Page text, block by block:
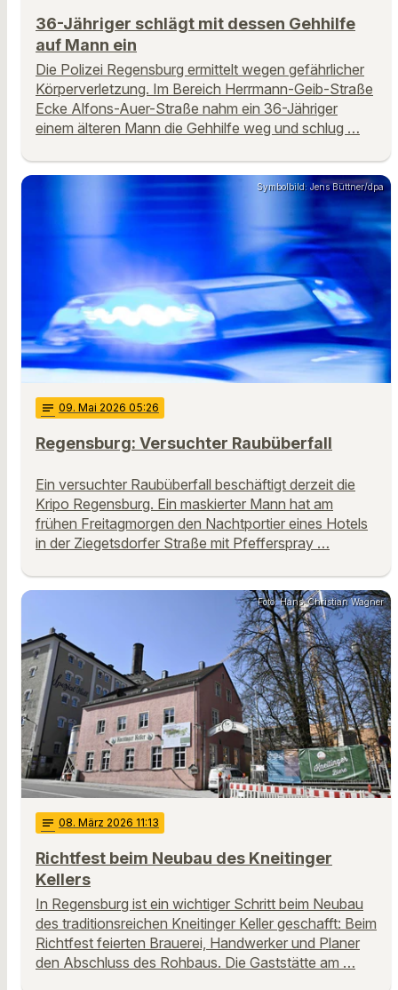
36-Jähriger schlägt mit dessen Gehhilfe
auf Mann ein
Die Polizei Regensburg ermittelt wegen gefährlicher
Körperverletzung. Im Bereich Herrmann-Geib-Straße
Ecke Alfons-Auer-Straße nahm ein 36-Jähriger
einem älteren Mann die Gehhilfe weg und schlug …
Symbolbild: Jens Büttner/dpa
notes 09. Mai 2026 05:26
Regensburg: Versuchter Raubüberfall
Ein versuchter Raubüberfall beschäftigt derzeit die
Kripo Regensburg. Ein maskierter Mann hat am
frühen Freitagmorgen den Nachtportier eines Hotels
in der Ziegetsdorfer Straße mit Pfefferspray …
Foto: Hans-Christian Wagner
notes 08. März 2026 11:13
Richtfest beim Neubau des Kneitinger
Kellers
In Regensburg ist ein wichtiger Schritt beim Neubau
des traditionsreichen Kneitinger Keller geschafft: Beim
Richtfest feierten Brauerei, Handwerker und Planer
den Abschluss des Rohbaus. Die Gaststätte am …